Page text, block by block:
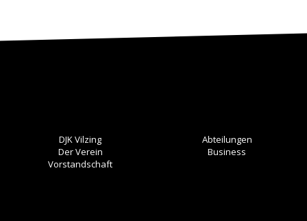
DJK Vilzing
Der Verein
Vorstandschaft
Abteilungen
Business